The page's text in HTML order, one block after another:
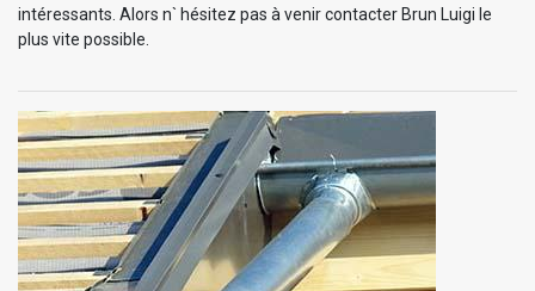
intéressants. Alors n` hésitez pas à venir contacter Brun Luigi le
plus vite possible.